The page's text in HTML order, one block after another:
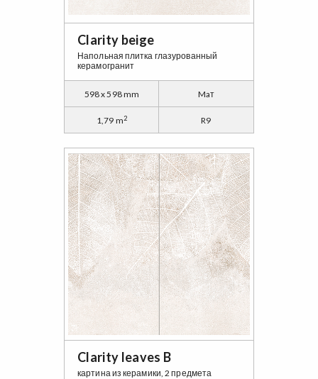
Clarity beige
Напольная плитка глазурованный
керамогранит
598 x 598 mm Maт
1,79 m2 R9
Clarity leaves B
картина из керамики, 2 предмета